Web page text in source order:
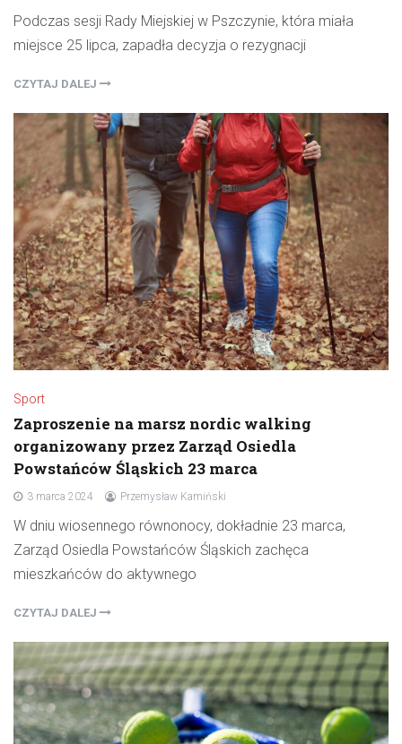
Podczas sesji Rady Miejskiej w Pszczynie, która miała
miejsce 25 lipca, zapadła decyzja o rezygnacji
CZYTAJ DALEJ
Sport
Zaproszenie na marsz nordic walking
organizowany przez Zarząd Osiedla
Powstańców Śląskich 23 marca
3 marca 2024 Przemysław Kamiński
W dniu wiosennego równonocy, dokładnie 23 marca,
Zarząd Osiedla Powstańców Śląskich zachęca
mieszkańców do aktywnego
CZYTAJ DALEJ